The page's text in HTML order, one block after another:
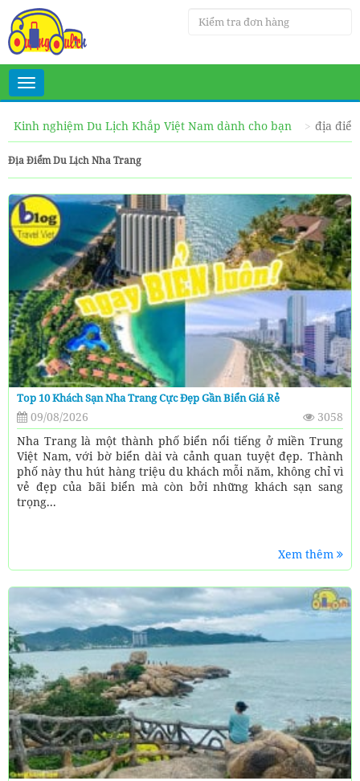
Toggle
navigation
Kinh nghiệm Du Lịch Khắp Việt Nam dành cho bạn
địa
Địa Điểm Du Lịch Nha Trang
Top 10 Khách Sạn Nha Trang Cực Đẹp Gần Biển Giá Rẻ
09/08/2026
3058
Nha Trang là một thành phố biển nổi tiếng ở miền Trung
Việt Nam, với bờ biển dài và cảnh quan tuyệt đẹp. Thành
phố này thu hút hàng triệu du khách mỗi năm, không chỉ vì
vẻ đẹp của bãi biển mà còn bởi những khách sạn sang
trọng...
Xem thêm